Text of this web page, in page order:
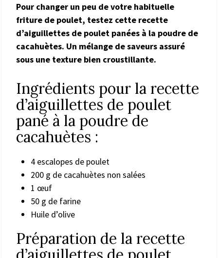
Pour changer un peu de votre habituelle
friture de poulet, testez cette recette
d’aiguillettes de poulet panées à la poudre de
cacahuètes. Un mélange de saveurs assuré
sous une texture bien croustillante.
Ingrédients pour la recette
d’aiguillettes de poulet
pané à la poudre de
cacahuètes :
4 escalopes de poulet
200 g de cacahuètes non salées
1 œuf
50 g de farine
Huile d’olive
Préparation de la recette